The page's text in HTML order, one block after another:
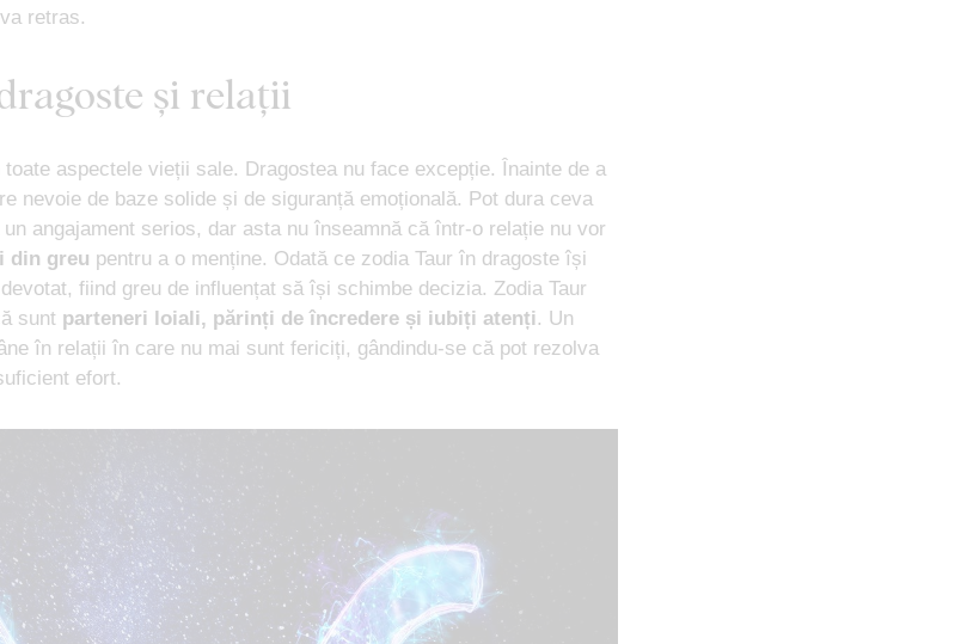
retras.
și relații
toate aspectele vieții sale. Dragostea nu face excepție. Înainte de a
nevoie de baze solide și de siguranță emoțională. Pot dura ceva
angajament serios, dar asta nu înseamnă că într-o relație nu vor
din greu pentru a o menține. Odată ce zodia Taur în dragoste își
fiind greu de influențat să își schimbe decizia. Zodia Taur
sunt parteneri loiali, părinți de încredere și iubiți atenți. Un
în relații în care nu mai sunt fericiți, gândindu-se că pot rezolva
efort.